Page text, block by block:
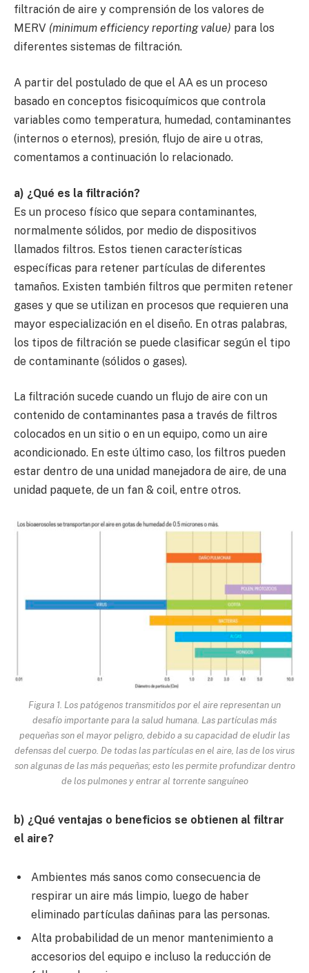
filtración de aire y comprensión de los valores de
MERV (minimum efficiency reporting value) para los
diferentes sistemas de filtración.
A partir del postulado de que el AA es un proceso
basado en conceptos fisicoquímicos que controla
variables como temperatura, humedad, contaminantes
(internos o eternos), presión, flujo de aire u otras,
comentamos a continuación lo relacionado.
a) ¿Qué es la filtración?
Es un proceso físico que separa contaminantes,
normalmente sólidos, por medio de dispositivos
llamados filtros. Estos tienen características
específicas para retener partículas de diferentes
tamaños. Existen también filtros que permiten retener
gases y que se utilizan en procesos que requieren una
mayor especialización en el diseño. En otras palabras,
los tipos de filtración se puede clasificar según el tipo
de contaminante (sólidos o gases).
La filtración sucede cuando un flujo de aire con un
contenido de contaminantes pasa a través de filtros
colocados en un sitio o en un equipo, como un aire
acondicionado. En este último caso, los filtros pueden
estar dentro de una unidad manejadora de aire, de una
unidad paquete, de un fan & coil, entre otros.
Figura 1. Los patógenos transmitidos por el aire representan un
desafío importante para la salud humana. Las partículas más
pequeñas son el mayor peligro, debido a su capacidad de eludir las
defensas del cuerpo. De todas las partículas en el aire, las de los virus
son algunas de las más pequeñas; esto les permite profundizar dentro
de los pulmones y entrar al torrente sanguíneo
b) ¿Qué ventajas o beneficios se obtienen al filtrar
el aire?
Ambientes más sanos como consecuencia de
respirar un aire más limpio, luego de haber
eliminado partículas dañinas para las personas.
Alta probabilidad de un menor mantenimiento a
accesorios del equipo e incluso la reducción de